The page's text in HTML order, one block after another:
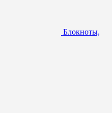
Блокноты,